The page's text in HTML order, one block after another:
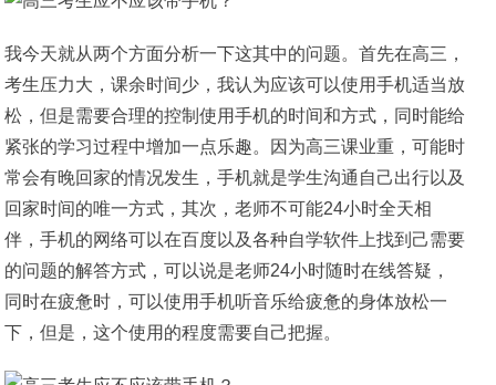
我今天就从两个方面分析一下这其中的问题。首先在高三，
考生压力大，课余时间少，我认为应该可以使用手机适当放
松，但是需要合理的控制使用手机的时间和方式，同时能给
紧张的学习过程中增加一点乐趣。因为高三课业重，可能时
常会有晚回家的情况发生，手机就是学生沟通自己出行以及
回家时间的唯一方式，其次，老师不可能24小时全天相
伴，手机的网络可以在百度以及各种自学软件上找到己需要
的问题的解答方式，可以说是老师24小时随时在线答疑，
同时在疲惫时，可以使用手机听音乐给疲惫的身体放松一
下，但是，这个使用的程度需要自己把握。